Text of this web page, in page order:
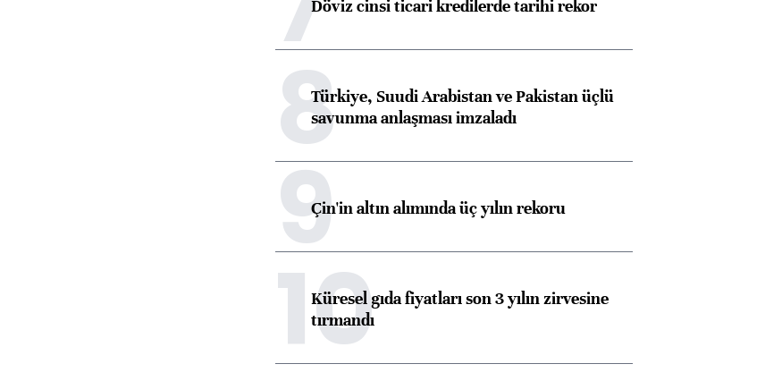
Döviz cinsi ticari kredilerde tarihi rekor
8Türkiye, Suudi Arabistan ve Pakistan üçlü
savunma anlaşması imzaladı
9Çin'in altın alımında üç yılın rekoru
10
Küresel gıda fiyatları son 3 yılın zirvesine
tırmandı